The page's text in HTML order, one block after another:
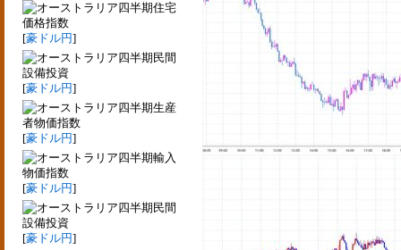
四半期住宅
価格指数
[豪ドル円]
四半期民間
設備投資
[豪ドル円]
四半期生産
者物価指数
[豪ドル円]
四半期輸入
物価指数
[豪ドル円]
四半期民間
設備投資
[豪ドル円]